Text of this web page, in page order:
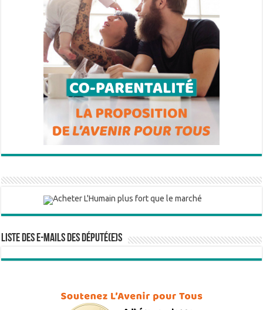
Liste des e-mails des député(e)s